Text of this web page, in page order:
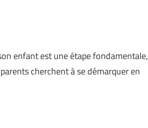
enfant est une étape fondamentale,
cherchent à se démarquer en